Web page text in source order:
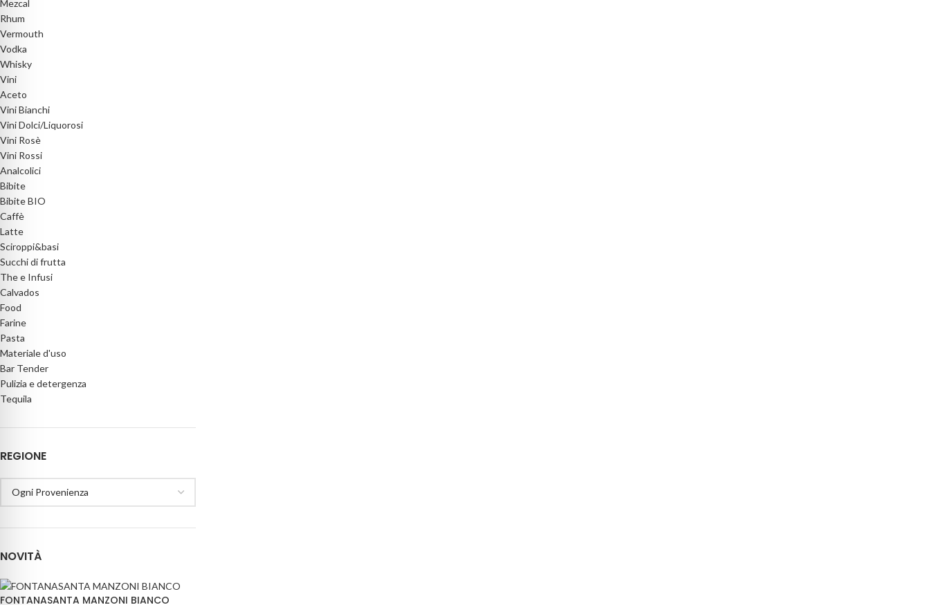
Mezcal
Rhum
Vermouth
Vodka
Whisky
Vini
Aceto
Vini Bianchi
Vini Dolci/Liquorosi
Vini Rosè
Vini Rossi
Analcolici
Bibite
Bibite BIO
Caffè
Latte
Sciroppi&basi
Succhi di frutta
The e Infusi
Calvados
Food
Farine
Pasta
Materiale d'uso
Bar Tender
Pulizia e detergenza
Tequila
REGIONE
NOVITÀ
FONTANASANTA MANZONI BIANCO